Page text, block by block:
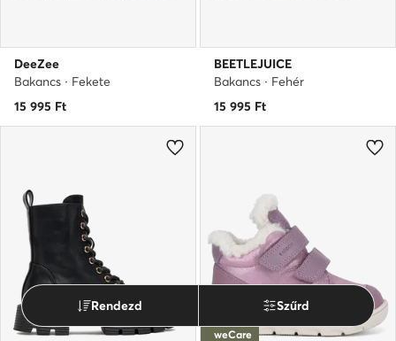
DeeZee
Bakancs · Fekete
15 995 Ft
BEETLEJUICE
Bakancs · Fehér
15 995 Ft
weCare
Rendezd Szűrd